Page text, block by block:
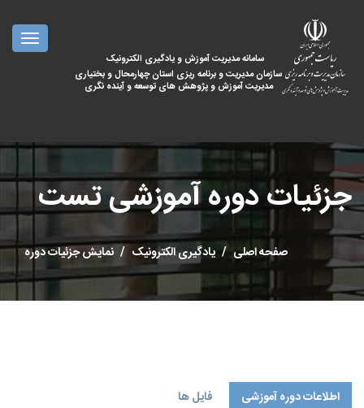
سامانه مدیریت آموزش و یادگیری الکترونیک
سازمان مدیریت و برنامه ریزی استان چهارمحال و بختیاری
مدیریت آموزش و پژوهش های توسعه و آینده نگری
جزئیات دوره آموزشی تست
صفحه اصلی یادگیری الکترونیک نمایش جزئیات دوره
اطلاعات دوره آموزشی فایل ها